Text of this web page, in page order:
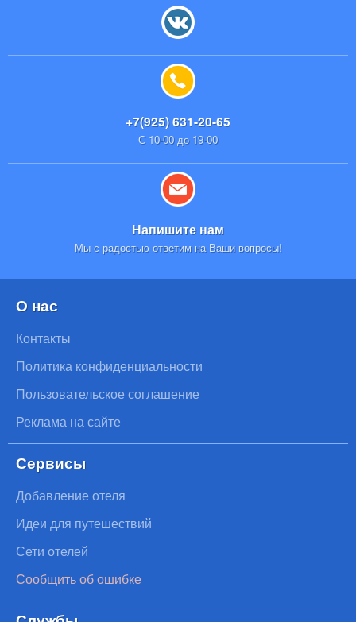
+7(925) 631-20-65
С 10-00 до 19-00
Напишите нам
Мы с радостью ответим на Ваши вопросы!
О нас
Контакты
Политика конфиденциальности
Пользовательское соглашение
Реклама на сайте
Сервисы
Добавление отеля
Идеи для путешествий
Сети отелей
Сообщить об ошибке